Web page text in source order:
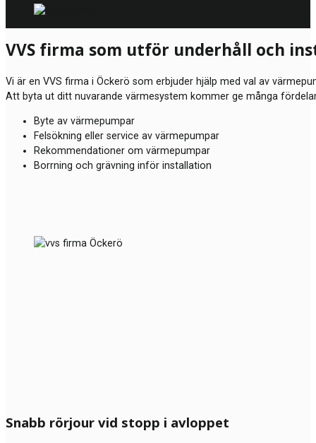
VVS firma som utför underhåll och
Vi är en VVS firma i Öckerö som erbjuder hjälp med val av
Att byta ut ditt nuvarande värmesystem kommer ge många
Byte av värmepumpar
Felsökning eller service av värmepumpar
Rekommendationer om värmepumpar
Borrning och grävning inför installation
Snabb rörjour vid stopp i avloppet